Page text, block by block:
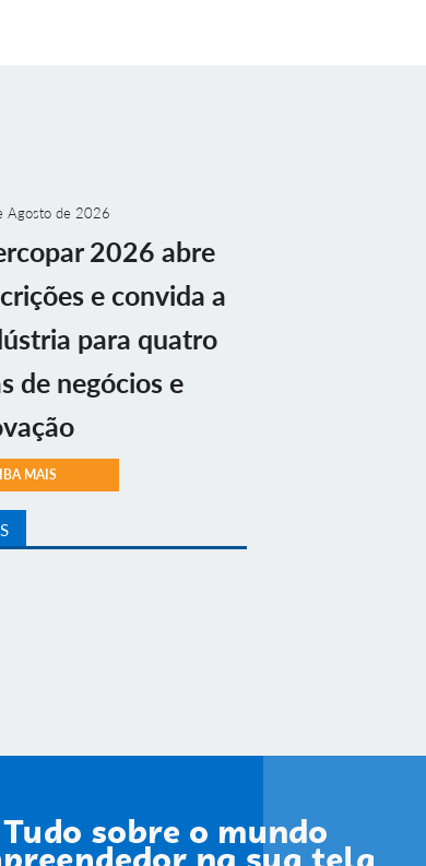
Agosto de 2026
2026 abre
e convida a
para quatro
de negócios e
MAIS